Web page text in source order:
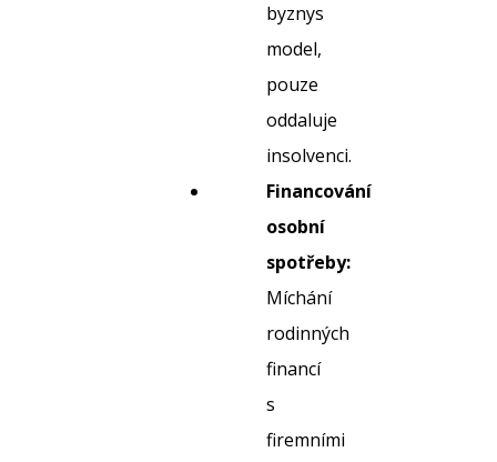
byznys
model,
pouze
oddaluje
insolvenci.
Financování
osobní
spotřeby:
Míchání
rodinných
financí
s
firemními